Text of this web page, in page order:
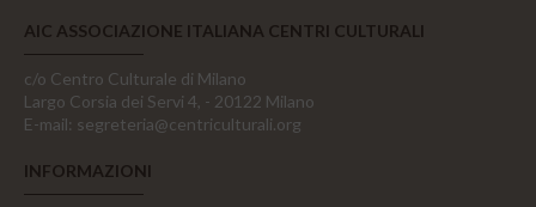
AIC ASSOCIAZIONE ITALIANA CENTRI CULTURALI
c/o Centro Culturale di Milano
Largo Corsia dei Servi 4, - 20122 Milano
E-mail: segreteria@centriculturali.org
INFORMAZIONI